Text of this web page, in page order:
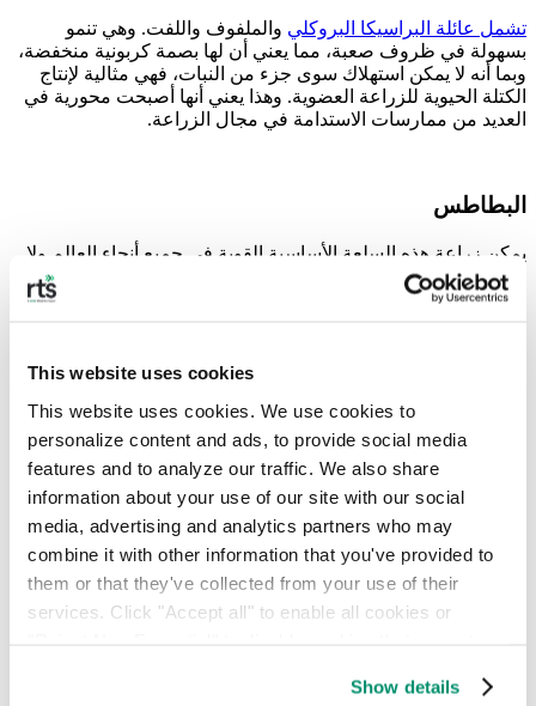
This website uses cookies
This website uses cookies. We use cookies to
personalize content and ads, to provide social media
features and to analyze our traffic. We also share
information about your use of our site with our social
media, advertising and analytics partners who may
combine it with other information that you've provided to
them or that they've collected from your use of their
services. Click "Accept all" to enable all cookies or
preferences by toggling the different kinds of cookies.
Show details
تشمل عائلة البراسيكا البروكلي والملفوف واللفت. وهي تنمو
بسهولة في ظروف صعبة، مما يعني أن لها بصمة كربونية منخفضة،
وبما أنه لا يمكن استهلاك سوى جزء من النبات، فهي مثالية لإنتاج
الكتلة الحيوية للزراعة العضوية. وهذا يعني أنها أصبحت محورية في
العديد من ممارسات الاستدامة في مجال الزراعة.
البطاطس
يمكن زراعة هذه السلعة الأساسية القوية في جميع أنحاء العالم ولا
تتطلب سوى القليل جدًا من المعالجة أو التحضير. وبالمقارنة مع لحم
البقر، الذي ينتج عنه 59.75 كجم من ثاني أكسيد الكربون لكل كيلو
الغذائية؟
تعتبر الثروة الحيوانية ومصايد الأسماك مصدر
31% من الانبعاثات
حيث تنتج كميات هائلة من الميثان، وغالبًا ما تتطلب تطوير
وصيانة بنية تحتية واسعة النطاق من أجل التعامل مع الحيوانات
وبيئاتها.
إنتاج المحاصيل المنتجة27% من الانبعاثات الغذائية
لا سيما بسبب
انبعاثات أكسيد النيتروز (أكسيد النيتروز) من الأسمدة والسماد
تنتج سلسلة توريد المواد الغذائية